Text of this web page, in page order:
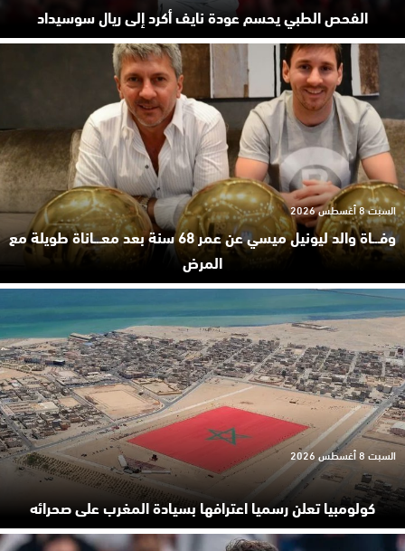
الفحص الطبي يحسم عودة نايف أكرد إلى ريال سوسيداد
وفـ.ـاة والد ليونيل ميسي عن عمر 68 سنة بعد معـ.ـاناة طويلة مع
المرض
السبت 8 أغسطس 2026
كولومبيا تعلن رسميا اعترافها بسيادة المغرب على صحرائه
السبت 8 أغسطس 2026